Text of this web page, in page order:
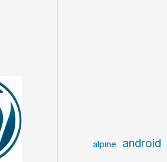
alpine android